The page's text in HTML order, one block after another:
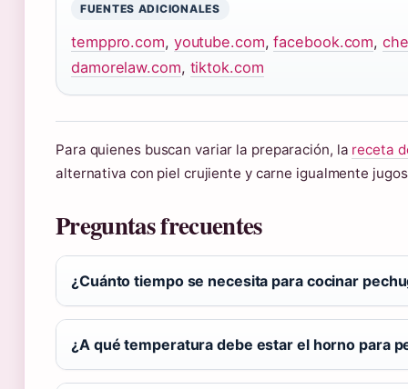
FUENTES ADICIONALES
temppro.com, youtube.com,facebook.com,
damorelaw.com, tiktok.com
Para quienes buscan variar la preparación, la receta
alternativa con piel crujiente y carne igualmente
Preguntas frecuentes
¿Cuánto tiempo se necesita para cocinar
¿A qué temperatura debe estar el horno para